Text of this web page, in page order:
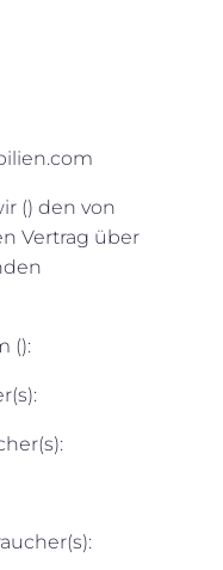
() den von
Vertrag über
():